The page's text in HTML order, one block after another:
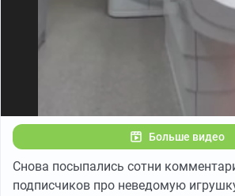
Больше видео
Снова посыпались сотни
подписчиков про неведомую